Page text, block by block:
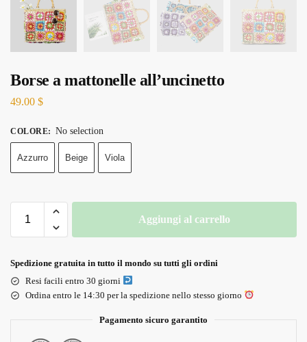
Borse a mattonelle all’uncinetto
49.00 $
COLORE: No selection
Azzurro Beige Viola
Aggiungi al carrello
Spedizione gratuita in tutto il mondo su tutti gli ordini
Resi facili entro 30 giorni
Ordina entro le 14:30 per la spedizione nello stesso giorno
Pagamento sicuro garantito